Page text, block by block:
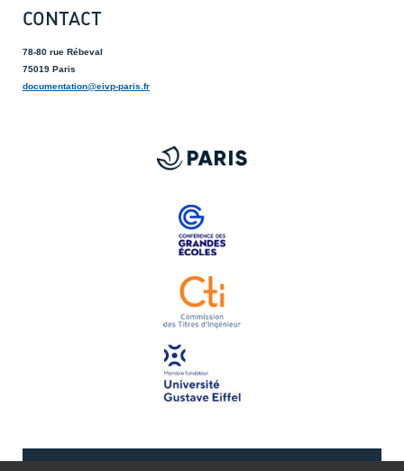
CONTACT
78-80 rue Rébeval
75019 Paris
documentation@eivp-paris.fr